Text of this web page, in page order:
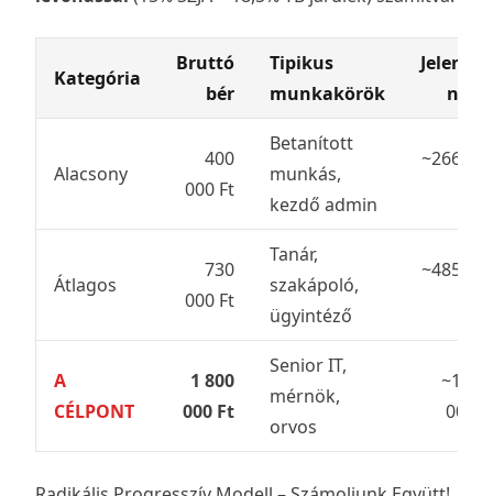
Kategória
Bruttó
bér
Tipikus
munkakörök
Alacsony
400
000 Ft
Betanított
munkás,
kezdő admin
~266
Átlagos
730
000 Ft
Tanár,
szakápoló,
ügyintéző
~485
A
CÉLPONT
1 800
000 Ft
Senior IT,
mérnök,
orvos
~1
000